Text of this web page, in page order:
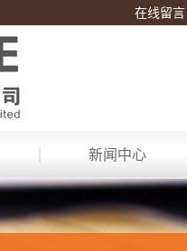
在线留言
新闻中心